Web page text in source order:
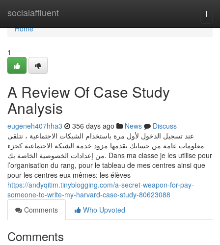
socialaffluent
Home
Home
1
A Review Of Case Study
Analysis
eugeneh407hha3 356 days ago News
Discuss
عند تسجيل الدخول لأول مرة باستخدام الشبكات الاجتماعية ، نتلقى
معلومات عامة من حسابك يقدمها مزود خدمة الشبكة الاجتماعية كجزء
من إعدادات الخصوصية الخاصة بك. Dans ma classe je les utilise pour
l’organisation du rang, pour le tableau de mes centres ainsi que
pour les centres eux mêmes: les élèves
https://andyqitim.tinyblogging.com/a-secret-weapon-for-pay-
someone-to-write-my-harvard-case-study-80623088
Comments
Who Upvoted
Comments